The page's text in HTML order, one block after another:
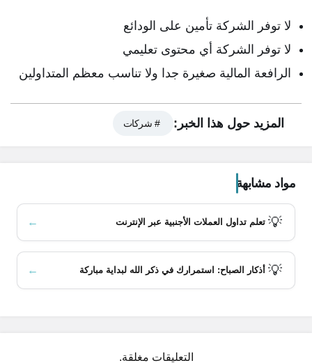
لا توفر الشركة تأمين على الودائع
لا توفر الشركة أي محتوى تعليمي
الرافعة المالية صغيرة جدا ولا تناسب معظم المتداولين
المزيد حول هذا الخبر: # شركات
مواد مشابهة
💡 تعلم تداول العملات الأجنبية عبر الإنترنت ←
💡 أذكار الصباح: استمرارك في ذكر الله لبداية مباركة ←
التعليقات مغلقة.
التنظيم والأمن
أنواع الحسابات
الخصائص المميزة
البحث والتعليم
دعم العملاء
المكافآت والعروض الترويجية